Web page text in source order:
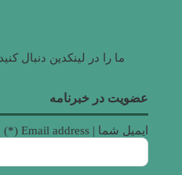
ما را در لینکدین دنبال کنید
عضویت در خبرنامه
ایمیل شما | Email address (*)